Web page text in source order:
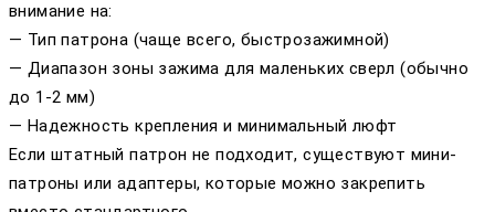
внимание на:
— Тип патрона (чаще всего, быстрозажимной)
— Диапазон зоны зажима для маленьких сверл (обычно
до 1-2 мм)
— Надежность крепления и минимальный люфт
Если штатный патрон не подходит, существуют мини-
патроны или адаптеры, которые можно закрепить